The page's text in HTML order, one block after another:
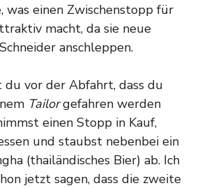
was einen Zwischenstopp für
macht, da sie neue
anschleppen.
du vor der Abfahrt, dass du
Tailorgefahren werden
einen Stopp in Kauf,
und staubst nebenbei ein
(thailändisches Bier) ab. Ich
jetzt sagen, dass die zweite